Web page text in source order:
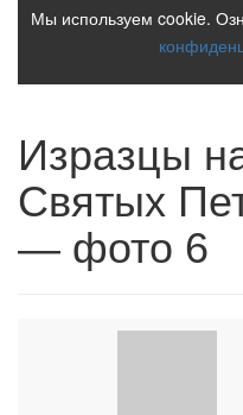
Мы используем cookie.
Изразцы
Святых
— фото 6